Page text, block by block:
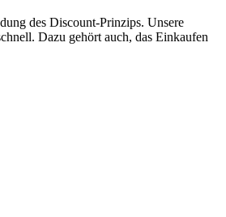
des Discount-Prinzips. Unsere
Dazu gehört auch, das Einkaufen